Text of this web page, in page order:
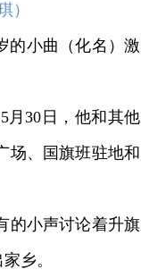
）
的小曲（化名）激
30日，他和其他
场、国旗班驻地和
小声讨论着升旗
乡。